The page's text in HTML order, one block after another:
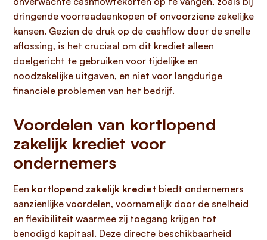
dringende voorraadaankopen of onvoorziene zakelijke
kansen. Gezien de druk op de cashflow door de snelle
aflossing, is het cruciaal om dit krediet alleen
doelgericht te gebruiken voor tijdelijke en
noodzakelijke uitgaven, en niet voor langdurige
financiële problemen van het bedrijf.
Voordelen van kortlopend
zakelijk krediet voor
ondernemers
Een kortlopend zakelijk krediet biedt ondernemers
aanzienlijke voordelen, voornamelijk door de snelheid
en flexibiliteit waarmee zij toegang krijgen tot
benodigd kapitaal. Deze directe beschikbaarheid